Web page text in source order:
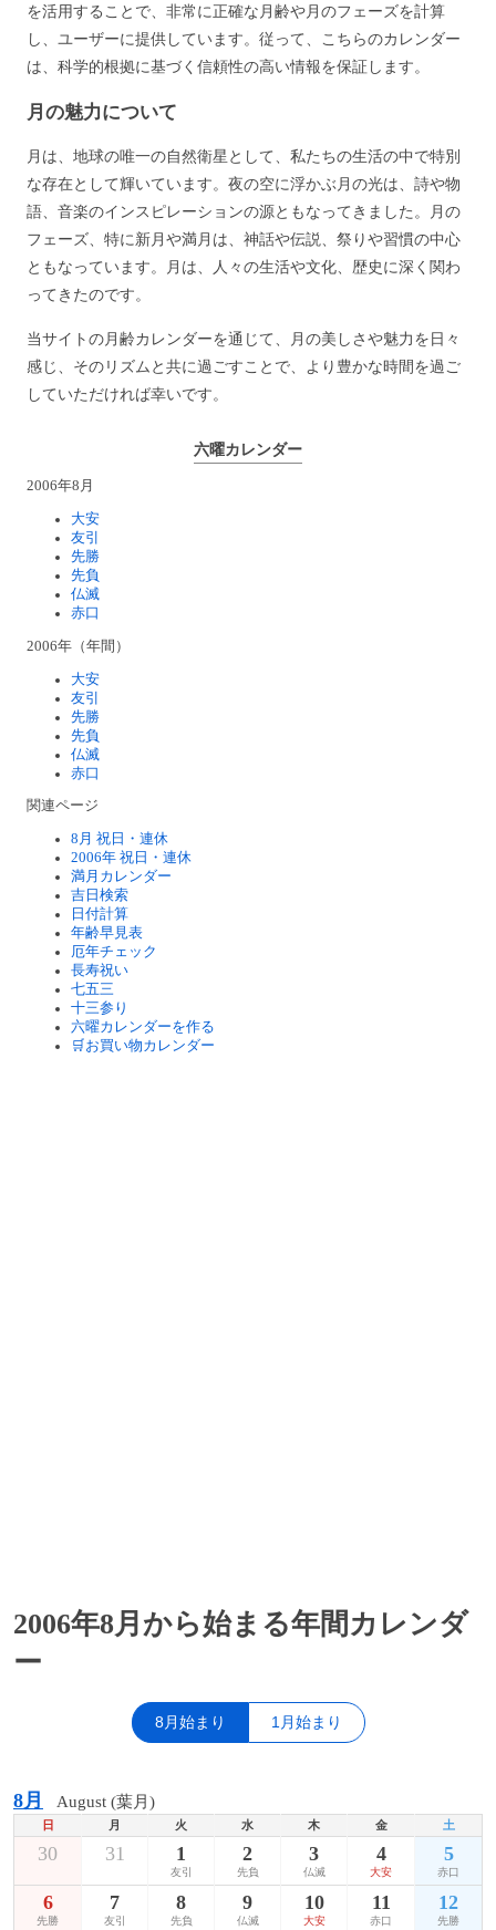
を活用することで、非常に正確な月齢や月のフェーズを計算
し、ユーザーに提供しています。従って、こちらのカレンダー
は、科学的根拠に基づく信頼性の高い情報を保証します。
月の魅力について
月は、地球の唯一の自然衛星として、私たちの生活の中で特別
な存在として輝いています。夜の空に浮かぶ月の光は、詩や物
語、音楽のインスピレーションの源ともなってきました。月の
フェーズ、特に新月や満月は、神話や伝説、祭りや習慣の中心
ともなっています。月は、人々の生活や文化、歴史に深く関わ
ってきたのです。
当サイトの月齢カレンダーを通じて、月の美しさや魅力を日々
感じ、そのリズムと共に過ごすことで、より豊かな時間を過ご
していただければ幸いです。
六曜カレンダー
2006年8月
大安
友引
先勝
先負
仏滅
赤口
2006年（年間）
大安
友引
先勝
先負
仏滅
赤口
関連ページ
8月 祝日・連休
2006年 祝日・連休
満月カレンダー
吉日検索
日付計算
年齢早見表
厄年チェック
長寿祝い
七五三
十三参り
六曜カレンダーを作る
🛒お買い物カレンダー
2006年8月から始まる年間カレンダ
ー
8月始まり 1月始まり
8月 August (葉月)
日 月 火 水 木 金 土
30 31 1
友引
2
先負
3
仏滅
4
大安
5
赤口
6
先勝
7
友引
8
先負
9
仏滅
10
大安
11
赤口
12
先勝